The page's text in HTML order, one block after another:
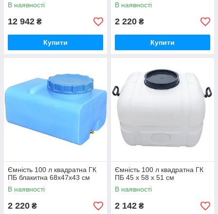
В наявності
12 942 ₴
Купити
В наявності
2 220 ₴
Купити
Ємність 100 л квадратна ГК
ПБ блакитна 68x47x43 см
В наявності
2 220 ₴
Ємність 100 л квадратна ГК
ПБ 45 x 58 x 51 см
В наявності
2 142 ₴